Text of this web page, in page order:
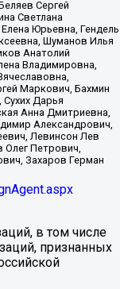
Сергей
Светлана
Юрьевна, Гендель
Шуманов Илья
Анатолий
Владимировна,
Маркович, Бахмин
Дарья
Анна Дмитриевна,
Александрович,
Левинсон Лев
Петрович,
Захаров Герман
в том числе
признанных